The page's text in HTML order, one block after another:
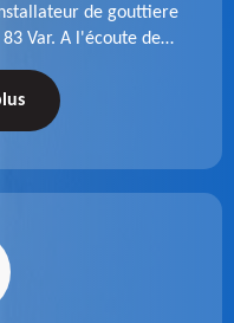
de gouttiere
Var. A l'écoute de
à réaliser des
et à la hauteur de